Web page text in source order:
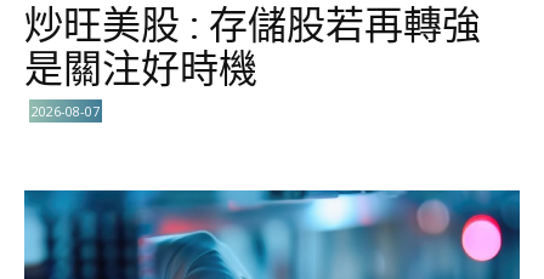
炒旺美股 : 存儲股若再轉強
是關注好時機
2026-08-07